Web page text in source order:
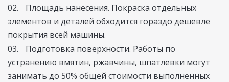
Площадь нанесения. Покраска отдельных
элементов и деталей обходится гораздо дешевле
покрытия всей машины.
Подготовка поверхности. Работы по
устранению вмятин, ржавчины, шпатлевки могут
занимать до 50% общей стоимости выполненных